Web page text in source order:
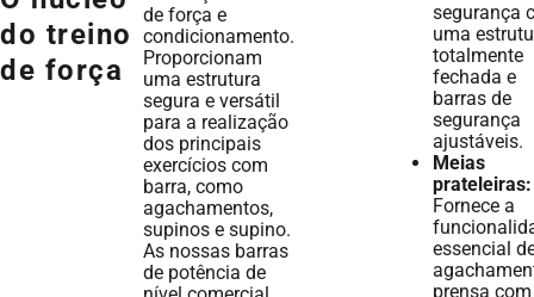
do treino
de força
de força e
condicionamento.
Proporcionam
uma estrutura
segura e versátil
para a realização
dos principais
exercícios com
barra, como
agachamentos,
supinos e supino.
As nossas barras
de potência de
segurança
uma
totalmente
fechada e
barras de
segurança
ajustáveis.
Meias
prateleiras:
Fornece a
essencial
prensa com